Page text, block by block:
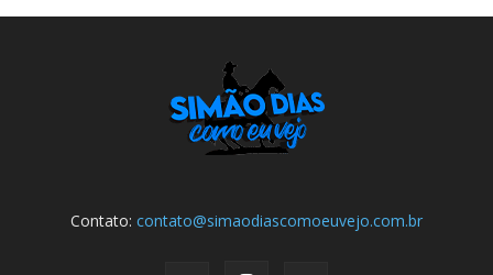
Contato: contato@simaodiascomoeuvejo.com.br